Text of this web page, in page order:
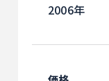
2006年